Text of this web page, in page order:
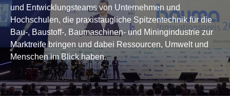
und Entwicklungsteams von Unternehmen und
Hochschulen, die praxistaugliche Spitzentechnik für die
Bau-, Baustoff-, Baumaschinen- und Miningindustrie zur
Marktreife bringen und dabei Ressourcen, Umwelt und
Menschen im Blick haben.